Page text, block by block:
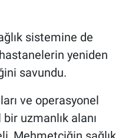
sistemine de
yeniden
savundu.
ve operasyonel
uzmanlık alanı